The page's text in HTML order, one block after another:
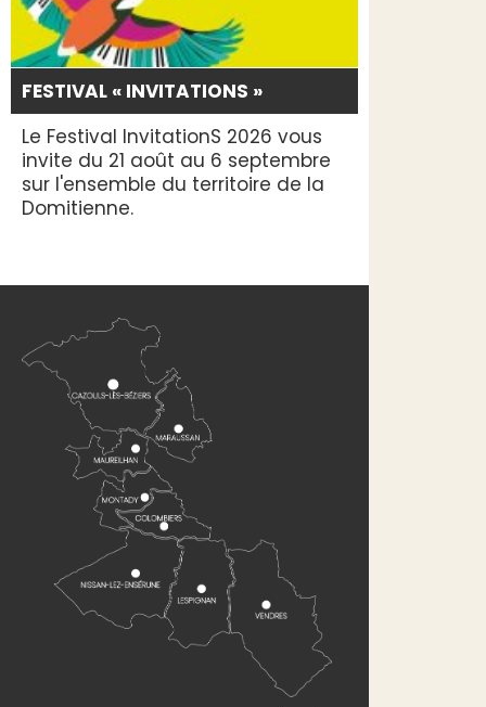
FESTIVAL « INVITATIONS »
Le Festival InvitationS 2026 vous
invite du 21 août au 6 septembre
sur l'ensemble du territoire de la
Domitienne.